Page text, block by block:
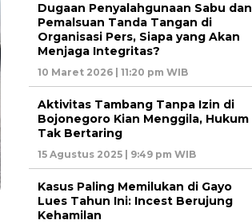
Dugaan Penyalahgunaan Sabu dan
Pemalsuan Tanda Tangan di
Organisasi Pers, Siapa yang Akan
Menjaga Integritas?
10 Maret 2026 | 11:20 pm WIB
Aktivitas Tambang Tanpa Izin di
Bojonegoro Kian Menggila, Hukum
Tak Bertaring
15 Agustus 2025 | 9:49 pm WIB
Kasus Paling Memilukan di Gayo
Lues Tahun Ini: Incest Berujung
Kehamilan